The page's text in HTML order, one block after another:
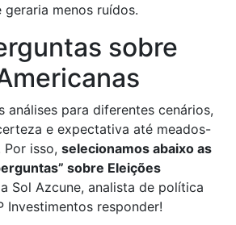
menos ruídos.
sobre
análises para diferentes cenários,
e expectativa até meados-
isso, selecionamos abaixo as
sobre Eleições
Sol Azcune, analista de política
Investimentos responder!